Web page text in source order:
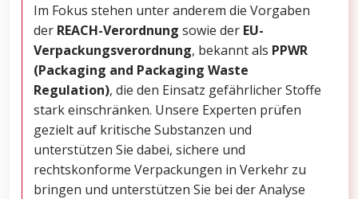
Im Fokus stehen unter anderem die Vorgaben
der REACH-Verordnung sowie der EU-
Verpackungsverordnung, bekannt als PPWR
(Packaging and Packaging Waste
Regulation), die den Einsatz gefährlicher Stoffe
stark einschränken. Unsere Experten prüfen
gezielt auf kritische Substanzen und
unterstützen Sie dabei, sichere und
rechtskonforme Verpackungen in Verkehr zu
bringen und unterstützen Sie bei der Analyse